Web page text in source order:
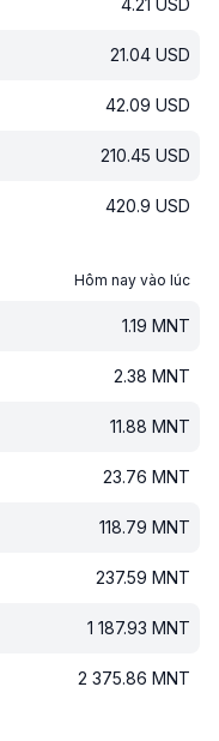
4.21 USD
21.04 USD
42.09 USD
210.45 USD
420.9 USD
Hôm nay vào lúc
1.19 MNT
2.38 MNT
11.88 MNT
23.76 MNT
118.79 MNT
237.59 MNT
1 187.93 MNT
2 375.86 MNT